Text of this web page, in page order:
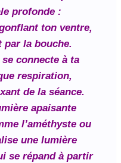
profonde :
ton ventre,
par la bouche.
connecte à ta
respiration,
de la séance.
apaisante
l’améthyste ou
une lumière
se répand à partir